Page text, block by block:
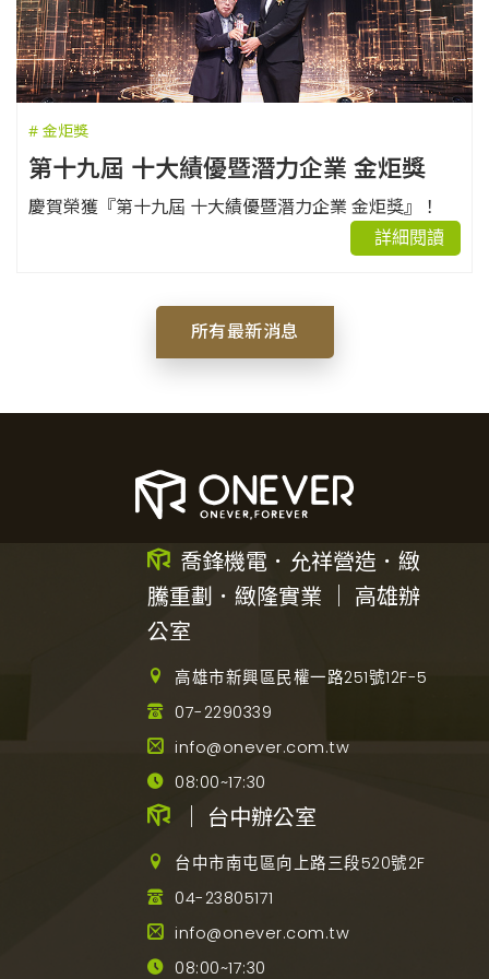
# 金炬獎
第十九屆 十大績優暨潛力企業 金炬獎
慶賀榮獲『第十九屆 十大績優暨潛力企業 金炬獎』！
詳細閱讀
所有最新消息
喬鋒機電．允祥營造．緻
騰重劃．緻隆實業 ｜ 高雄辦
公室
高雄市新興區民權一路251號12F-5
07-2290339
info@onever.com.tw
08:00~17:30
｜ 台中辦公室
台中市南屯區向上路三段520號2F
04-23805171
info@onever.com.tw
08:00~17:30